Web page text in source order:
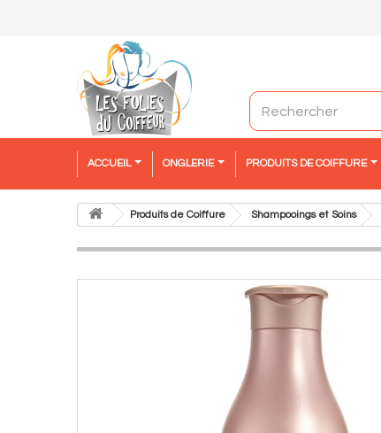
ACCUEIL ONGLERIE PRODUITS DE COIFFURE
Produits de Coiffure Shampooings et Soins